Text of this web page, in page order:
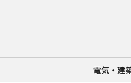
電気・建